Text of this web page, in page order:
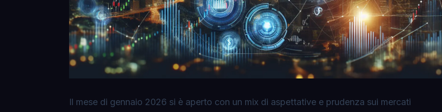
Il mese di gennaio 2026 si è aperto con un mix di aspettative e prudenza sui mercati